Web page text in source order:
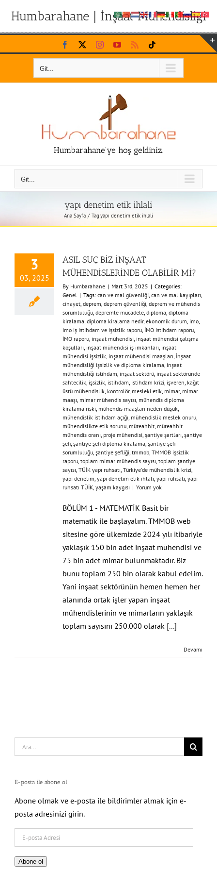
Humbarahane | İnşaat Mühendisliği
Skip
to
Facebook InstagramYouTubeRss
Git...
Humbarahane'ye hoş geldiniz.
Git...
yapı denetim etik ihlali
Ana Sayfa Tag:yapı denetim etik ihlali
3
03, 2025
ASIL SUÇ BİZ İNŞAAT
MÜHENDİSLERİNDE OLABİLİR Mİ?
By Humbarahane | Mart 3rd, 2025 | Categories:
Genel | Tags: can ve mal güvenliği, can ve mal kayıpları,
cinayet, deprem, deprem güvenliği, deprem ve mühendis
sorumluluğu, depremle mücadele, diploma, diploma
kiralama, diploma kiralama nedir, ekonomik durum, imo,
imo iş istihdam ve işsizlik raporu, İMO istihdam raporu,
İMO raporu, inşaat mühendisi, inşaat mühendisi çalışma
koşulları, inşaat mühendisi iş imkanları, inşaat
mühendisi işsizlik, inşaat mühendisi maaşları, İnşaat
mühendisliği işsizlik ve diploma kiralama, inşaat
mühendisliği istihdam, inşaat sektörü, inşaat sektöründe
sahtecilik, işsizlik, istihdam, istihdam krizi, işveren, kağıt
üstü mühendislik, kontrolör, mesleki etik, mimar, mimar
maaşı, mimar mühendis sayısı, mühendis diploma
kiralama riski, mühendis maaşları neden düşük,
mühendislik istihdam açığı, mühendislik meslek onuru,
mühendislikte etik sorunu, müteahhit, müteahhit
mühendis oranı, proje mühendisi, şantiye şartları, şantiye
şefi, şantiye şefi diploma kiralama, şantiye şefi
sorumluluğu, şantiye şefliği, tmmob, TMMOB işsizlik
raporu, toplam mimar mühendis sayısı, toplam şantiye
sayısı, TÜİK yapı ruhsatı, Türkiye’de mühendislik krizi,
yapı denetim, yapı denetim etik ihlali, yapı ruhsatı, yapı
ruhsatı TÜİK, yaşam kaygısı | Yorum yok
BÖLÜM 1 - MATEMATİK Basit bir
matematik ile başlayalım. TMMOB web
sitesine göre ülkemizde 2024 yılı itibariyle
yaklaşık 150 bin adet inşaat mühendisi ve
75 bin adet mimar bulunmaktadır. Biz
bunu toplam 250 bin olarak kabul edelim.
Yani inşaat sektörünün hemen hemen her
alanında ortak işler yapan inşaat
mühendislerinin ve mimarların yaklaşık
toplam sayısını 250.000 olarak [...]
Devamı
Search
for:
E-posta ile abone ol
Abone olmak ve e-posta ile bildirimler almak için e-
posta adresinizi girin.
posta
Adresi
Abone ol